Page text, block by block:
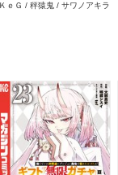
へお出掛け中 I
ＫｅＧ / 秤猿鬼 / サワノアキラ